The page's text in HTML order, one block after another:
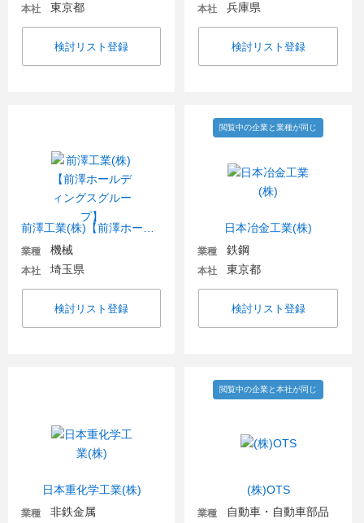
本社 東京都
検討リスト登録
本社 兵庫県
検討リスト登録
業種 機械
本社 埼玉県
検討リスト登録
日本冶金工業(株)
閲覧中の企業と業種が同じ
業種 鉄鋼
本社 東京都
検討リスト登録
日本重化学工業(株)
業種 非鉄金属
(株)OTS
閲覧中の企業と本社が同じ
業種 自動車・自動車部品